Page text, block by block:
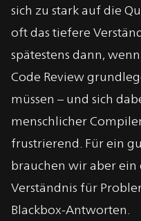
sich zu stark auf die
oft das tiefere
spätestens dann,
Code Review
müssen – und sich
menschlicher
frustrierend. Für ein
brauchen wir aber ein
Verständnis für
Blackbox-Antworten.